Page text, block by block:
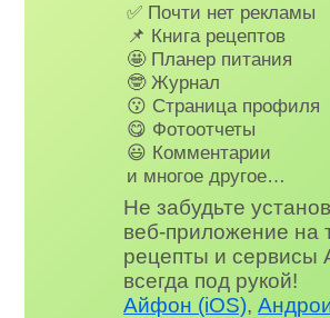
✅ Почти нет рекламы
📌 Книга рецептов
🤩 Планер питания
🤓 Журнал
😗 Страница профиля
😋 Фотоотчеты
😃 Комментарии
и многое другое…
Не забудьте
веб-приложение на
рецепты и сервисы
всегда под рукой!
Айфон (iOS),